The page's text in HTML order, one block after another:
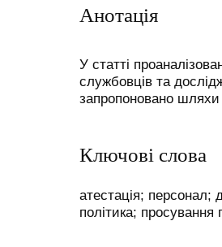
Анотація
У статті
службовців та
запропоновано шляхи
Ключові слова
атестація; персонал;
політика; просування